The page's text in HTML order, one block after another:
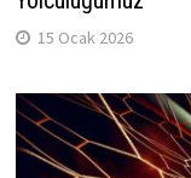
15 Ocak 2026